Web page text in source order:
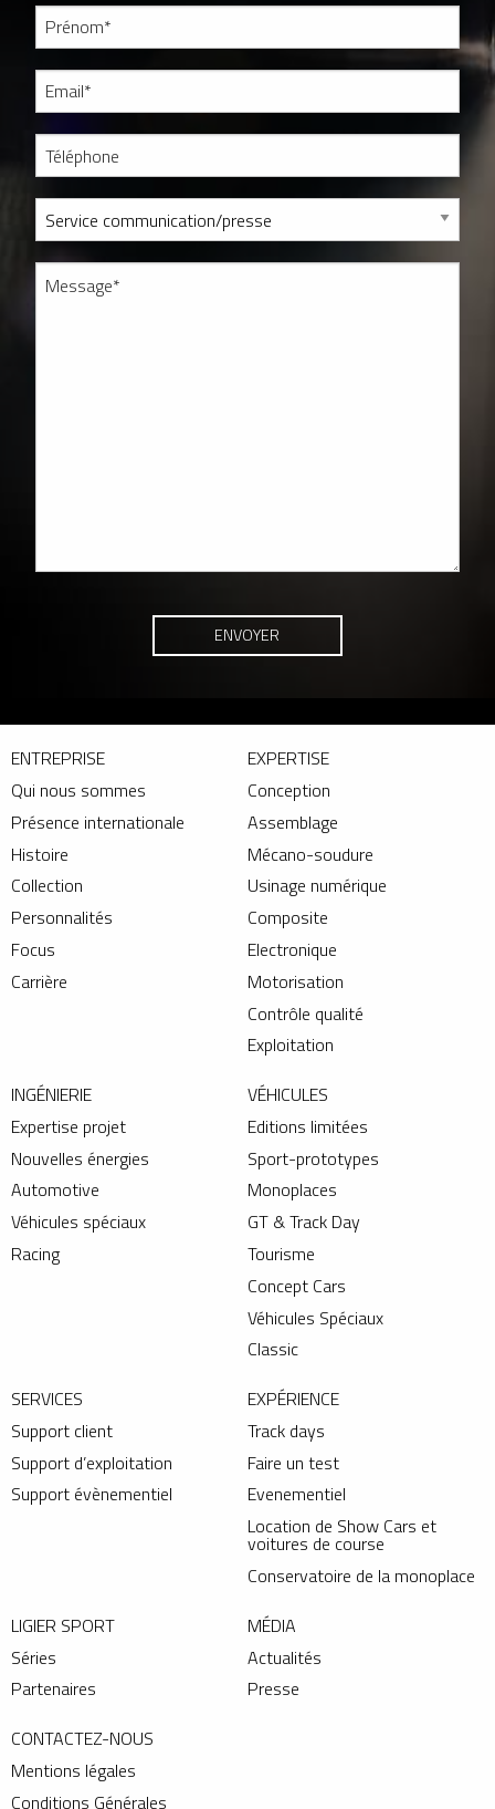
ENTREPRISE
Qui nous sommes
Présence internationale
Histoire
Collection
Personnalités
Focus
Carrière
EXPERTISE
Conception
Assemblage
Mécano-soudure
Usinage numérique
Composite
Electronique
Motorisation
Contrôle qualité
Exploitation
INGÉNIERIE
Expertise projet
Nouvelles énergies
Automotive
Véhicules spéciaux
Racing
VÉHICULES
Editions limitées
Sport-prototypes
Monoplaces
GT & Track Day
Tourisme
Concept Cars
Véhicules Spéciaux
Classic
SERVICES
Support client
Support d’exploitation
Support évènementiel
EXPÉRIENCE
Track days
Faire un test
Evenementiel
Location de Show Cars et
voitures de course
Conservatoire de la monoplace
LIGIER SPORT
Séries
Partenaires
MÉDIA
Actualités
Presse
CONTACTEZ-NOUS
Mentions légales
Conditions Générales